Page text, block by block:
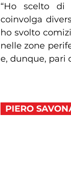
“Ho scelto di
coinvolga
ho svolto
nelle zone
e, dunque, pari
PIERO